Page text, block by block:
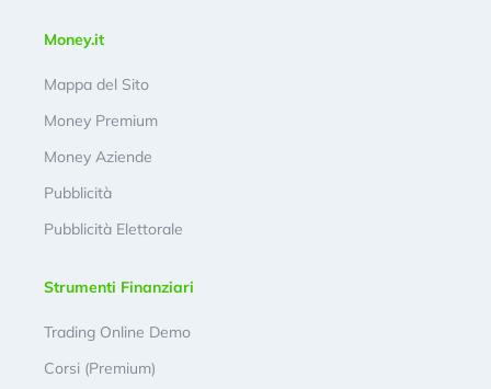
Money.it
Mappa del Sito
Money Premium
Money Aziende
Pubblicità
Pubblicità Elettorale
Strumenti Finanziari
Trading Online Demo
Corsi (Premium)